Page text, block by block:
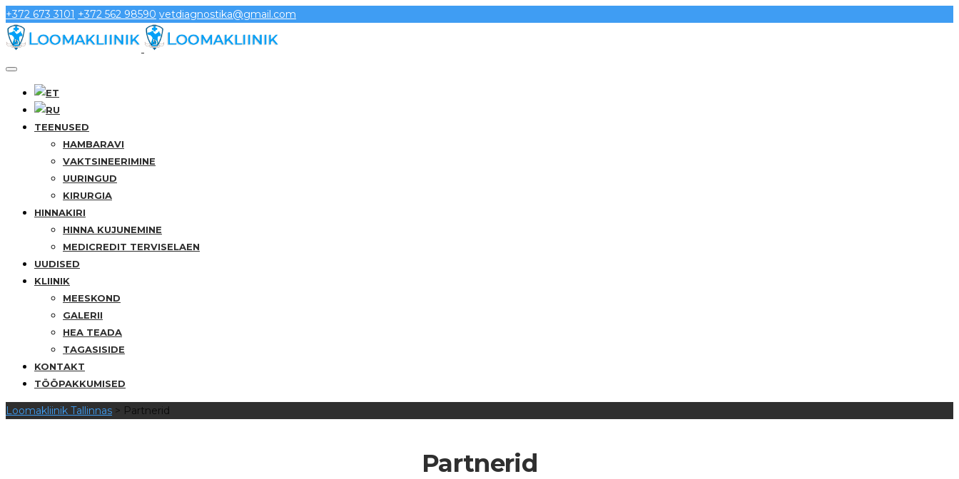
+372 673 3101 +372 562 98590 vetdiagnostika@gmail.com
TEENUSED
HAMBARAVI
VAKTSINEERIMINE
UURINGUD
KIRURGIA
HINNAKIRI
HINNA KUJUNEMINE
MEDICREDIT TERVISELAEN
UUDISED
KLIINIK
MEESKOND
GALERII
HEA TEADA
TAGASISIDE
KONTAKT
TÖÖPAKKUMISED
Loomakliinik Tallinnas > Partnerid
Partnerid